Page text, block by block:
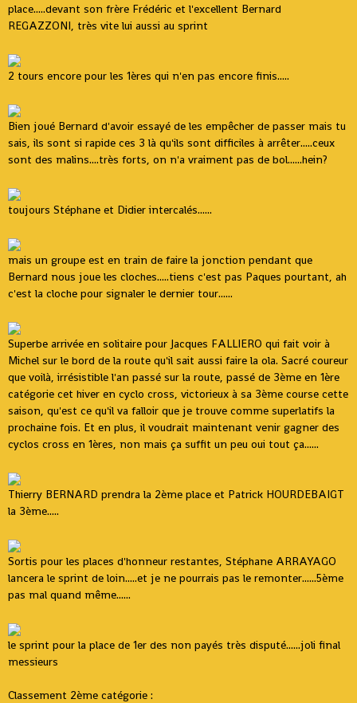
place.....devant son frère Frédéric et l'excellent Bernard
REGAZZONI, très vite lui aussi au sprint
2 tours encore pour les 1ères qui n'en pas encore finis.....
Bien joué Bernard d'avoir essayé de les empêcher de passer mais tu
sais, ils sont si rapide ces 3 là qu'ils sont difficiles à arrêter.....ceux
sont des malins....très forts, on n'a vraiment pas de bol......hein?
toujours Stéphane et Didier intercalés......
mais un groupe est en train de faire la jonction pendant que
Bernard nous joue les cloches.....tiens c'est pas Paques pourtant, ah
c'est la cloche pour signaler le dernier tour......
Superbe arrivée en solitaire pour Jacques FALLIERO qui fait voir à
Michel sur le bord de la route qu'il sait aussi faire la ola. Sacré coureur
que voilà, irrésistible l'an passé sur la route, passé de 3ème en 1ère
catégorie cet hiver en cyclo cross, victorieux à sa 3ème course cette
saison, qu'est ce qu'il va falloir que je trouve comme superlatifs la
prochaine fois. Et en plus, il voudrait maintenant venir gagner des
cyclos cross en 1ères, non mais ça suffit un peu oui tout ça......
Thierry BERNARD prendra la 2ème place et Patrick HOURDEBAIGT
la 3ème.....
Sortis pour les places d'honneur restantes, Stéphane ARRAYAGO
lancera le sprint de loin.....et je ne pourrais pas le remonter......5ème
pas mal quand même......
le sprint pour la place de 1er des non payés très disputé......joli final
messieurs
Classement 2ème catégorie :